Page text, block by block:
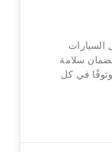
سلامة
في كل